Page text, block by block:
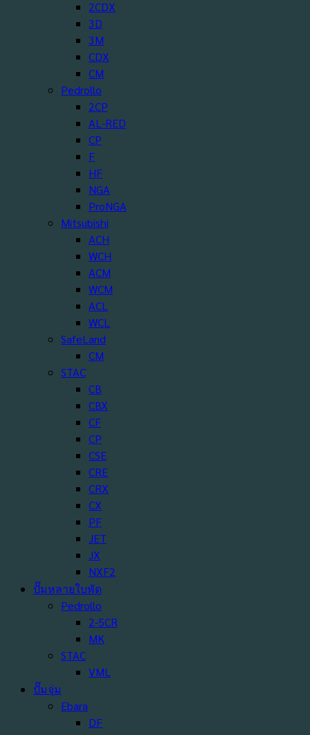
2CDX
3D
3M
CDX
CM
Pedrollo
2CP
AL-RED
CP
F
HF
NGA
ProNGA
Mitsubishi
ACH
WCH
ACM
WCM
ACL
WCL
SafeLand
CM
STAC
CB
CBX
CF
CP
CSE
CRE
CRX
CX
PF
JET
JX
NXF2
ปั๊มหลายใบพัด
Pedrollo
2-5CR
MK
STAC
VML
ปั๊มจุ่ม
Ebara
DF